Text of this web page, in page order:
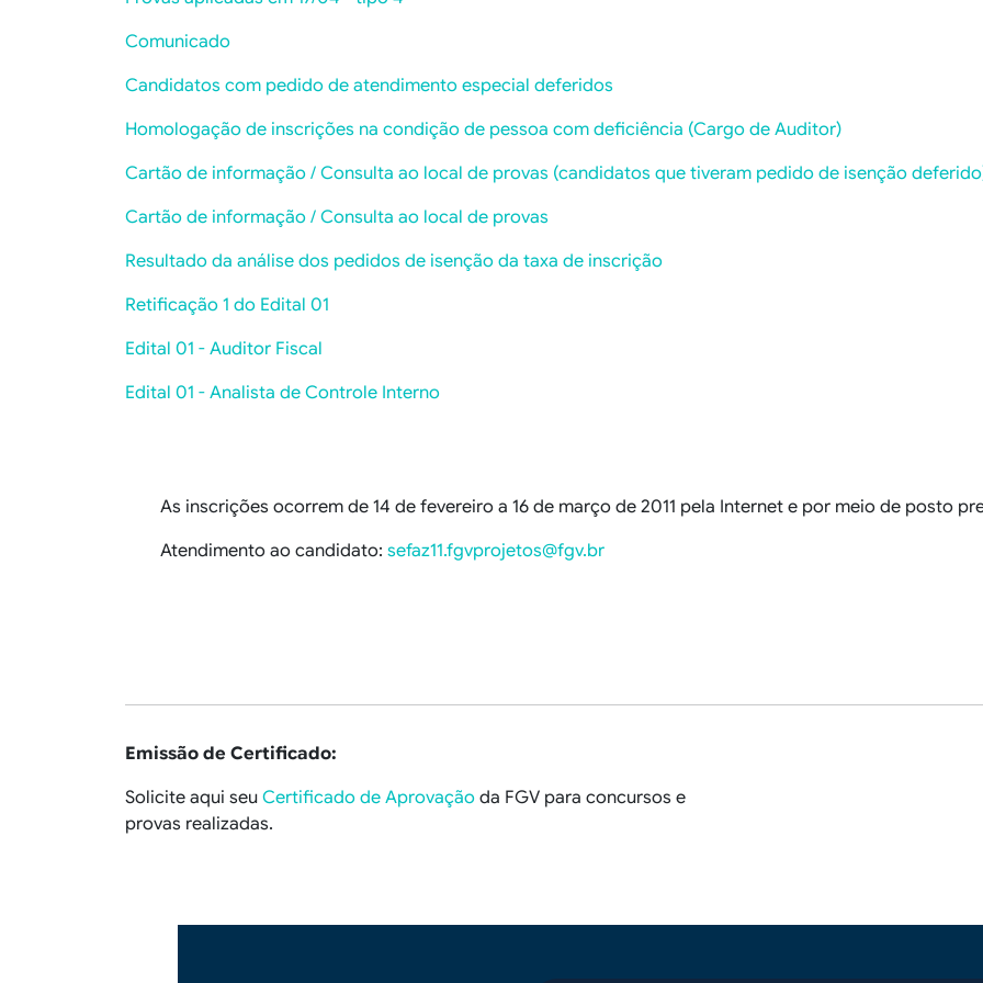
Comunicado
Candidatos com pedido de atendimento especial deferidos
Homologação de inscrições na condição de pessoa com deficiência (Cargo de Auditor)
Cartão de informação / Consulta ao local de provas (candidatos que tiveram pedido de isenção
Cartão de informação / Consulta ao local de provas
Resultado da análise dos pedidos de isenção da taxa de inscrição
Retificação 1 do Edital 01
Edital 01 - Auditor Fiscal
Edital 01 - Analista de Controle Interno
As inscrições ocorrem de 14 de fevereiro a 16 de março de 2011 pela Internet e por meio de posto
Atendimento ao candidato: sefaz11.fgvprojetos@fgv.br
Emissão de Certificado:
Solicite aqui seu Certificado de Aprovação da FGV para concursos e
provas realizadas.